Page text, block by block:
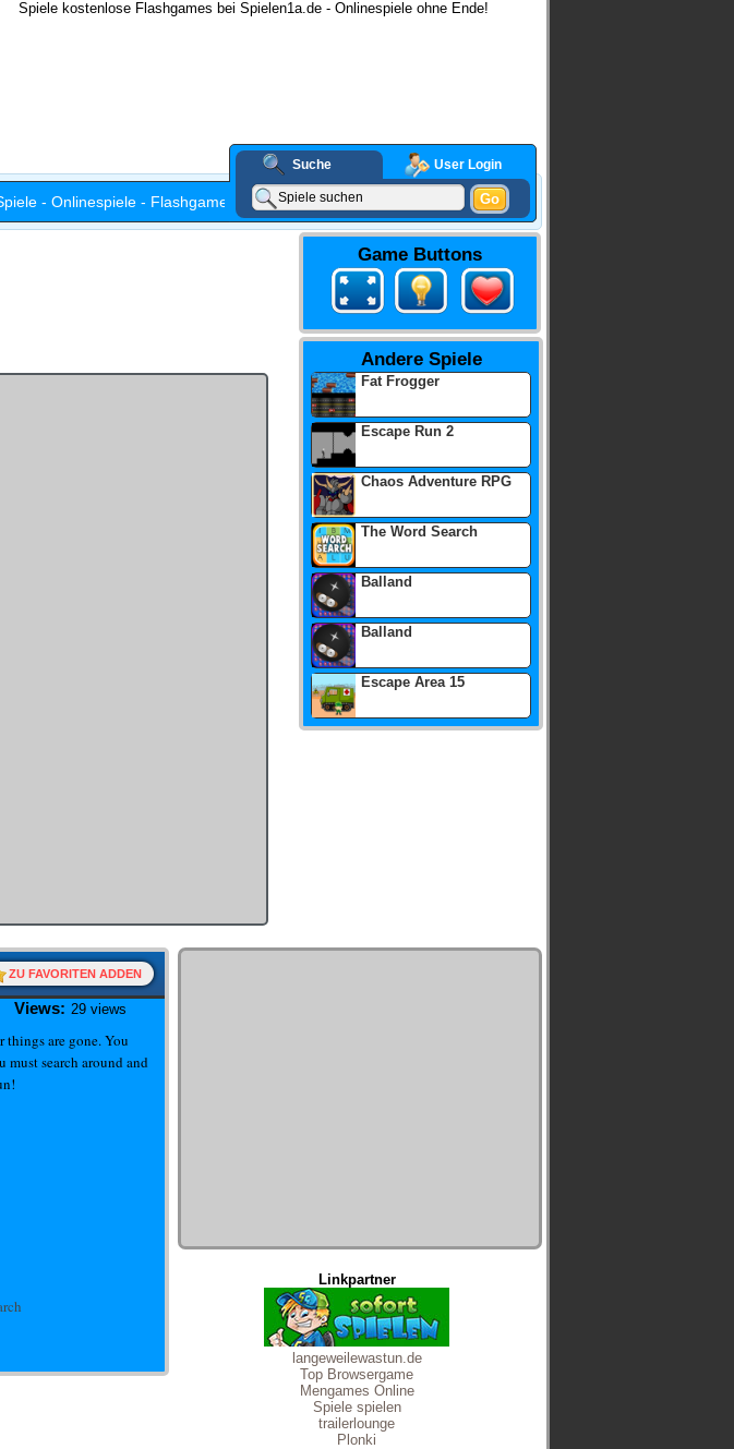
Spiele kostenlose Flashgames bei Spielen1a.de - Onlinespiele ohne Ende!
- Onlinespiele - Flashgames
Suche User Login
Go
Game Buttons
Andere Spiele
Fat Frogger
Escape Run 2
Chaos Adventure RPG
The Word Search
Balland
Balland
Escape Area 15
ZU FAVORITEN ADDEN
Views: 29 views
are gone. You
must search around and
Linkpartner
langeweilewastun.de
Top Browsergame
Mengames Online
Spiele spielen
trailerlounge
Plonki